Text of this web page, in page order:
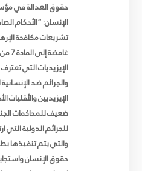
حقوق العدالة في
الإنسان: “الأحكام
تشريعات مكافحة
الإيزيديات التي تعترف
والجرائم ضد
الإيزيديين والأقليات
ضعيف للمحاكمات
للجرائم الدولية التي
والتي يتم تنفيذها
حقوق الإنسان